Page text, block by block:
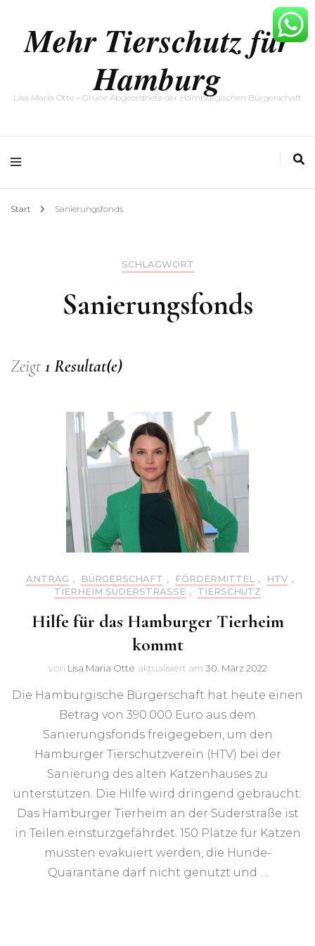
Mehr Tierschutz für
Hamburg
Lisa Maria Otte – Grüne Abgeordnete der Hamburgischen Bürgerschaft
Start Sanierungsfonds
SCHLAGWORT
Sanierungsfonds
Zeigt 1 Resultat(e)
ANTRAG , BÜRGERSCHAFT , FÖRDERMITTEL , HTV ,
TIERHEIM SÜDERSTRASSE
, TIERSCHUTZ
Hilfe für das Hamburger Tierheim
kommt
von Lisa Maria Otte aktualisiert am 30. März 2022
Die Hamburgische Bürgerschaft hat heute einen
Betrag von 390.000 Euro aus dem
Sanierungsfonds freigegeben, um den
Hamburger Tierschutzverein (HTV) bei der
Sanierung des alten Katzenhauses zu
unterstützen. Die Hilfe wird dringend gebraucht:
Das Hamburger Tierheim an der Süderstraße ist
in Teilen einsturzgefährdet. 150 Plätze für Katzen
mussten evakuiert werden, die Hunde-
Quarantäne darf nicht genutzt und …